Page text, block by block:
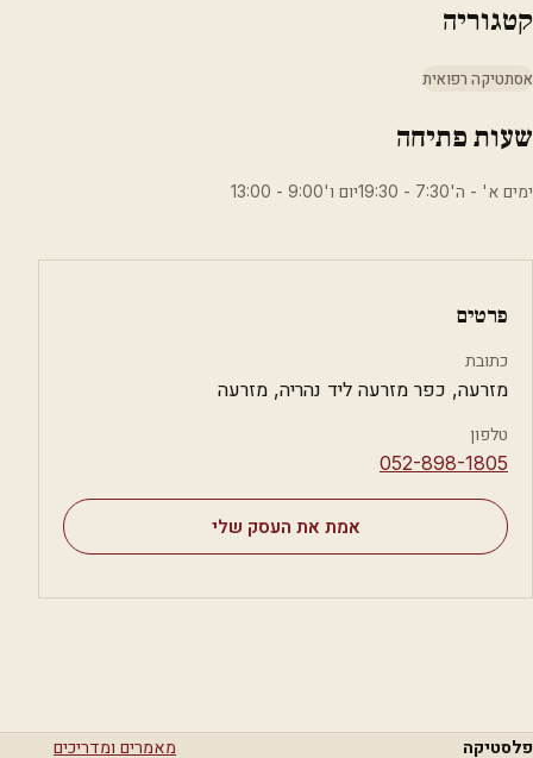
קטגוריה
אסתטיקה רפואית
שעות פתיחה
ימים א' - ה'7:30 - 19:30יום ו'9:00 - 13:00
פרטים
כתובת
מזרעה, כפר מזרעה ליד נהריה, מזרעה
טלפון
⁦052-898-1805⁩
אמת את העסק שלי
פלסטיקה מאמרים ומדריכים